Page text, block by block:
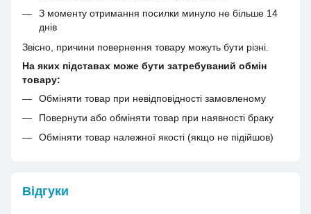
З моменту отримання посилки минуло не більше 14
днів
Звісно, причини повернення товару можуть бути різні.
На яких підставах може бути затребуваний обмін
товару:
Обміняти товар при невідповідності замовленому
Повернути або обміняти товар при наявності браку
Обміняти товар належної якості (якщо не підійшов)
Відгуки